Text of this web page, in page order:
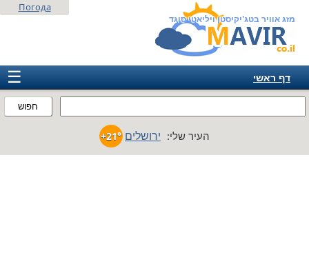
מזג אוויר בטג'יקיסטן ויליאטי סוגד
חפוש
Погода
☰
דף ראשי
אמריקה
העיר שלי: ירושלים +21°